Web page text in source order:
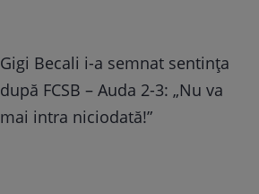
Gigi Becali i-a semnat sentința
după FCSB – Auda 2-3: „Nu va
mai intra niciodată!”